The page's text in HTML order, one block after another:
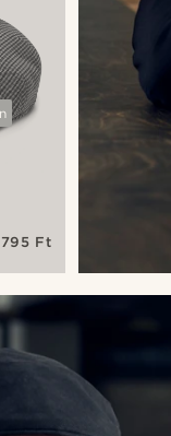
795 Ft